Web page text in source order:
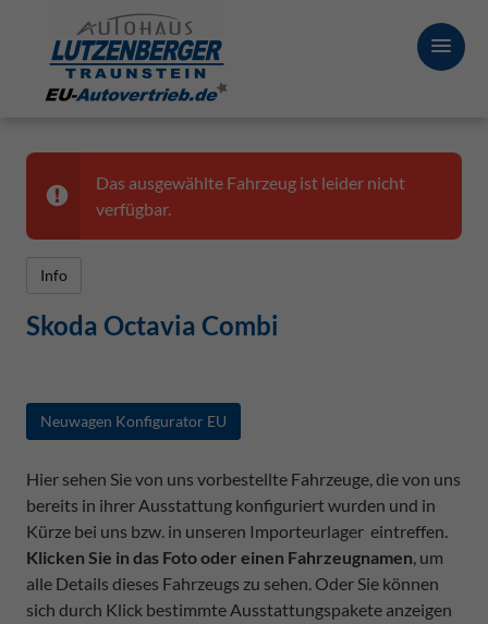
Das ausgewählte Fahrzeug ist leider nicht
verfügbar.
Info
Skoda Octavia Combi
Neuwagen Konfigurator EU
Hier sehen Sie von uns vorbestellte Fahrzeuge, die von uns
bereits in ihrer Ausstattung konfiguriert wurden und in
Kürze bei uns bzw. in unseren Importeurlager eintreffen.
Klicken Sie in das Foto oder einen Fahrzeugnamen, um
alle Details dieses Fahrzeugs zu sehen. Oder Sie können
sich durch Klick bestimmte Ausstattungspakete anzeigen